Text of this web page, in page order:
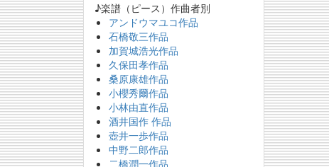
♪楽譜（ピース）作曲者別
アンドウマユコ作品
石橋敬三作品
加賀城浩光作品
久保田孝作品
桑原康雄作品
小櫻秀爾作品
小林由直作品
酒井国作 作品
壺井一歩作品
中野二郎作品
二橋潤一作品